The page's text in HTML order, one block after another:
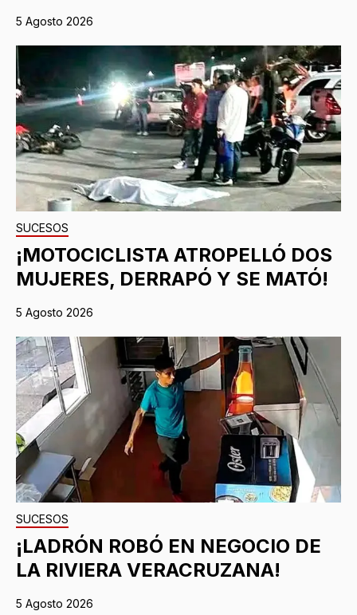
5 Agosto 2026
SUCESOS
¡MOTOCICLISTA ATROPELLÓ DOS
MUJERES, DERRAPÓ Y SE MATÓ!
5 Agosto 2026
SUCESOS
¡LADRÓN ROBÓ EN NEGOCIO DE
LA RIVIERA VERACRUZANA!
5 Agosto 2026